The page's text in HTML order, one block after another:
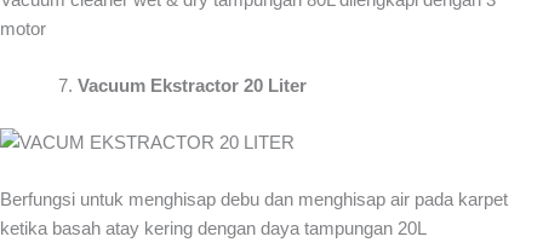
motor
Vacuum Ekstractor 20 Liter
Berfungsi untuk menghisap debu dan menghisap air pada karpet
ketika basah atay kering dengan daya tampungan 20L